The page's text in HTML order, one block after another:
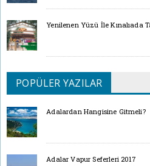
Yenilenen Yüzü İle Kınalıada
POPÜLER YAZILAR
Adalardan Hangisine Gitmeli?
Adalar Vapur Seferleri 2017